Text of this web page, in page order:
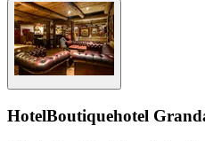
HotelBoutiquehotel